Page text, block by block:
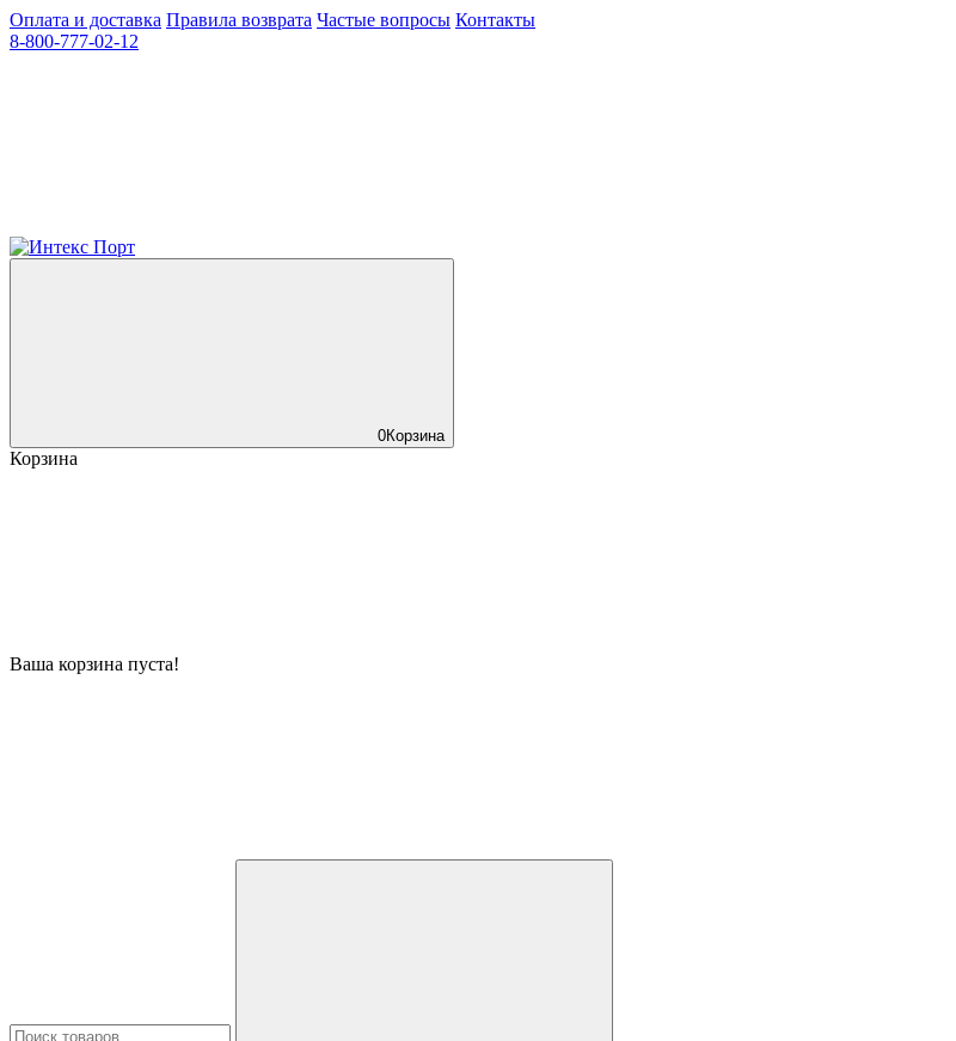
Оплата и доставка Правила возврата Частые вопросы Контакты
8-800-777-02-12
0Корзина
Корзина
Ваша корзина пуста!